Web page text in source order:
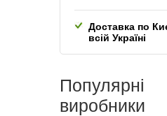
Доставка по
всій Україні
Популярні
виробники